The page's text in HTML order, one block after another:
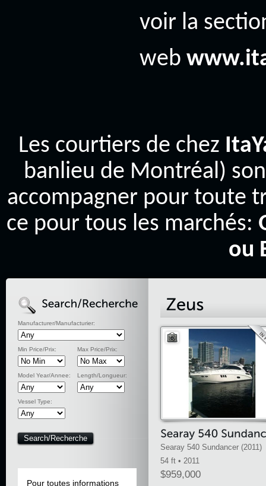
voir la
web
Les courtiers de chez
banlieu de Montréal)
accompagner pour toute
ce pour tous les marchés:
ou
Manufacturer/Manufacturier:
Min Price/Prix: Max Price/Prix:
Model Year/Annee: Length/Longueur:
Vessel Type:
Pour toutes informations
Searay 540 Sundancer (2011)
54 ft • 2011
$959,000